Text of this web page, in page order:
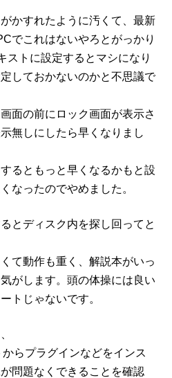
かすれたように汚くて、最新
でこれはないやろとがっかり
ストに設定するとマシになり
しておかないのかと不思議で
面の前にロック画面が表示さ
無しにしたら早くなりまし
るともっと早くなるかもと設
なったのでやめました。
とディスク内を探し回ってと
て動作も重く、解説本がいっ
がします。 頭の体操には良い
トじゃないです。
らプラグインなどをインス
問題なくできることを確認